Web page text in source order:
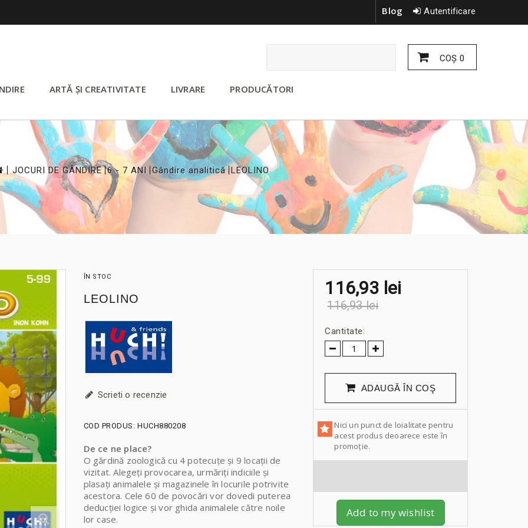
Autentificare
Blog
COŞ 0
ARTĂ ȘI CREATIVITATE LIVRARE PRODUCĂTORI
JOCURI DE GÂNDIRE
>
6 - 7 ANI
>
Gândire analitică
>
LEOLINO
ÎN STOC
LEOLINO
Scrieti o recenzie
COD PRODUS: HUCH880208
De ce ne place?
O gărdină zoologică cu 4 potecuțe și 9 locații de
vizitat. Alegeți provocarea, urmăriți indiciile și
plasați animalele și magazinele în locurile potrivite
acestora. Cele 60 de povocări vor dovedi puterea
deducției logice și vor ghida animalele către noile
lor case.
116,93 lei
116,93 lei
Cantitate:
ADAUGĂ ÎN COŞ
Nici un punct de loialitate pentru
acest produs deoarece este în
promoție.
Add to my wishlist